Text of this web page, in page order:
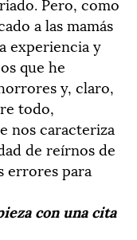
a las mamás
experiencia y
que he
y, claro,
todo,
nos caracteriza
de reírnos de
errores para
con una cita